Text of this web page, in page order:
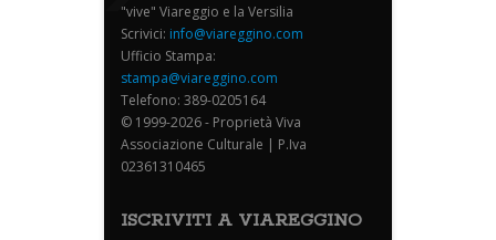
"vive" Viareggio e la Versilia
Scrivici: info@viareggino.com
Ufficio Stampa:
stampa@viareggino.com
Telefono: 389-0205164
© 1999-2026 - Proprietà Viva
Associazione Culturale | P.Iva
02361310465
ISCRIVITI A VIAREGGINO